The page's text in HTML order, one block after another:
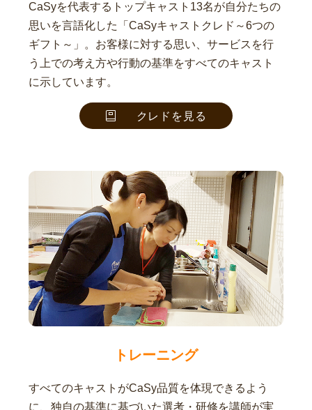
CaSyを代表するトップキャスト13名が自分たちの
思いを言語化した「CaSyキャストクレド～6つの
ギフト～」。お客様に対する思い、サービスを行
う上での考え方や行動の基準をすべてのキャスト
に示しています。
クレドを見る
トレーニング
すべてのキャストがCaSy品質を体現できるよう
に、独自の基準に基づいた選考・研修を講師が実